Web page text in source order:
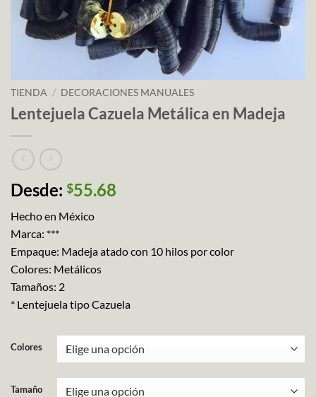
TIENDA / DECORACIONES MANUALES
Lentejuela Cazuela Metálica en Madeja
Desde: $55.68
Hecho en México
Marca: ***
Empaque: Madeja atado con 10 hilos por color
Colores: Metálicos
Tamaños: 2
* Lentejuela tipo Cazuela
Colores
Tamaño